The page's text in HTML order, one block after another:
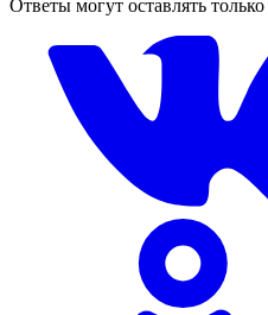
Ответы могут оставлять только